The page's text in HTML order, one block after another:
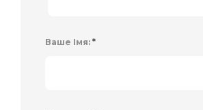
Ваше Імя: *